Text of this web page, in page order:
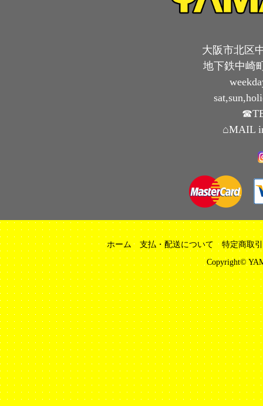
大阪市北区
地下鉄中崎
⌂MAIL
ホーム 支払・配送について
特定商取
Copyright©